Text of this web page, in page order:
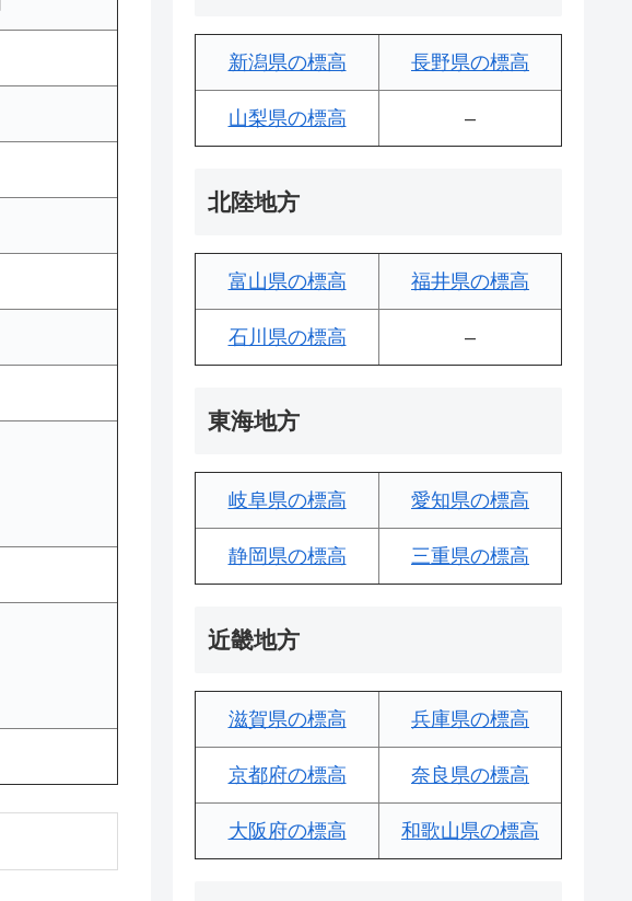
新潟県の標高 長野県の標高
山梨県の標高 –
北陸地方
富山県の標高 福井県の標高
石川県の標高 –
東海地方
岐阜県の標高 愛知県の標高
静岡県の標高 三重県の標高
近畿地方
滋賀県の標高 兵庫県の標高
京都府の標高 奈良県の標高
大阪府の標高 和歌山県の標高